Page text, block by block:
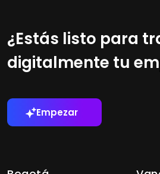
¿Estás listo para
digitalmente tu
Empezar